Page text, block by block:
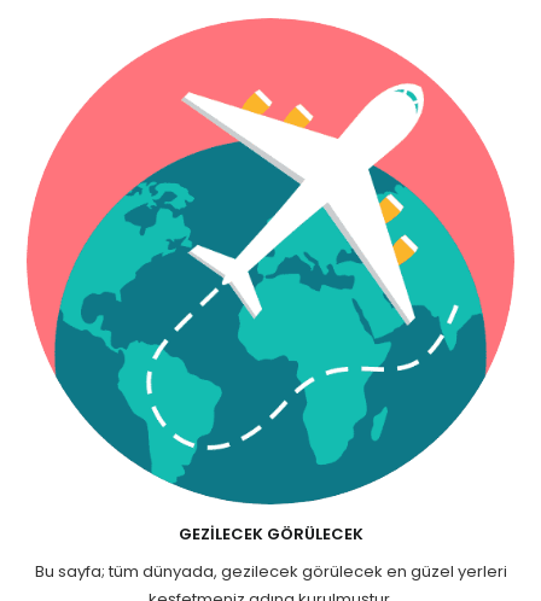
GEZILECEK GÖRÜLECEK
Bu sayfa; tüm dünyada, gezilecek görülecek en güzel yerleri